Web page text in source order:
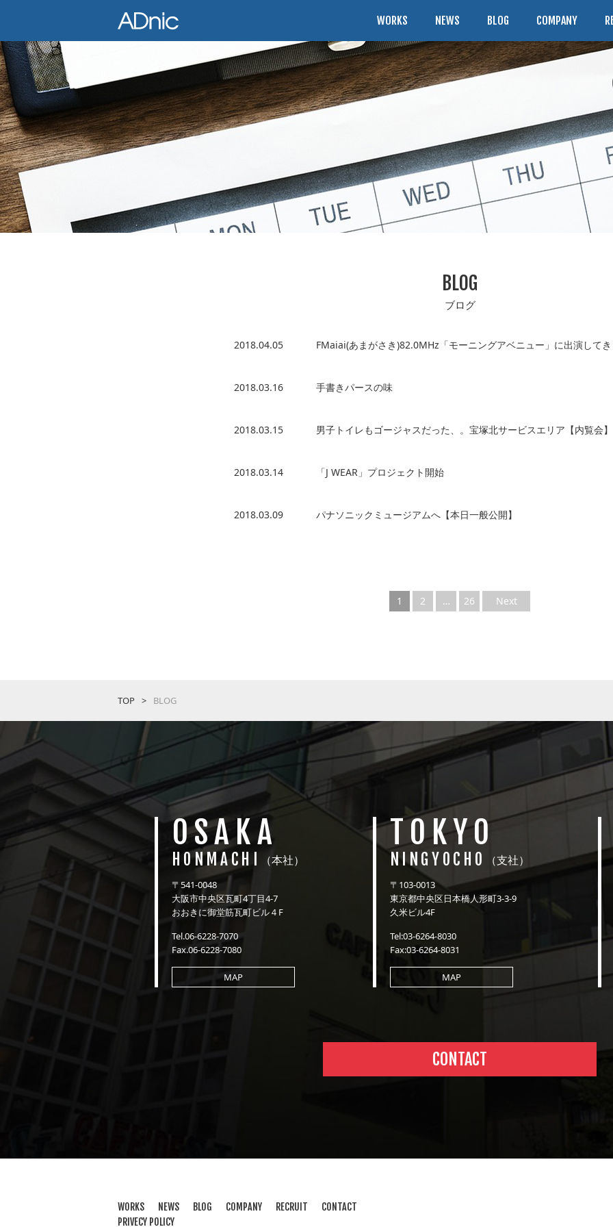
WORKS NEWS BLOG COMPANY
BLOG
ブログ
2018.04.05 FMaiai(あまがさき)82.0MHz「モーニングアベニュー」に出演して
2018.03.16 手書きパースの味
2018.03.15 男子トイレもゴージャスだった、。宝塚北サービスエリア【内覧会】
2018.03.14 「J WEAR」プロジェクト開始
2018.03.09 パナソニックミュージアムへ【本日一般公開】
1 2 … 26 Next
TOP BLOG
OSAKA
HONMACHI （本社）
〒541-0048
大阪市中央区瓦町4丁目4-7
おおきに御堂筋瓦町ビル４F
Tel.06-6228-7070
Fax.06-6228-7080
MAP
TOKYO
NINGYOCHO （支社）
〒103-0013
東京都中央区日本橋人形町3-3-9
久米ビル4F
Tel:03-6264-8030
Fax:03-6264-8031
MAP
CONTACT
WORKS NEWS BLOG COMPANY RECRUIT
CONTACT
PRIVECY POLICY